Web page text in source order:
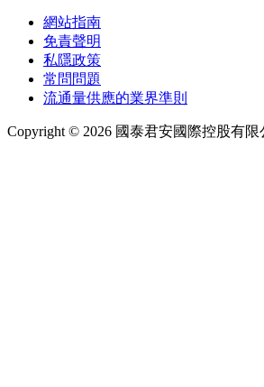
網站指南
免責聲明
私隱政策
常問問題
流通量供應的業界準則
Copyright © 2026 國泰君安國際控股有